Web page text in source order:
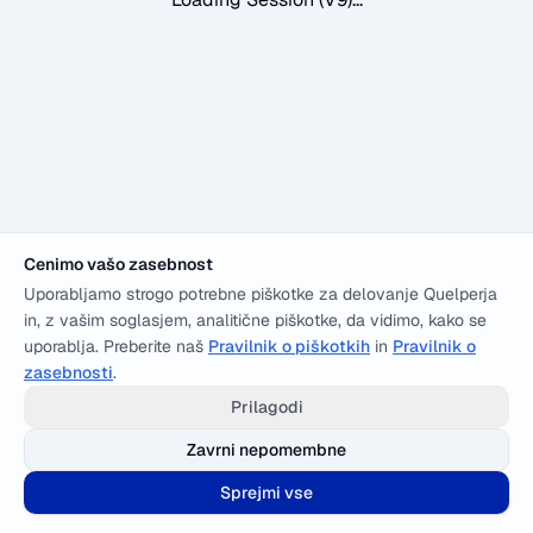
Cenimo vašo zasebnost
Uporabljamo strogo potrebne piškotke za delovanje Quelperja
in, z vašim soglasjem, analitične piškotke, da vidimo, kako se
uporablja. Preberite naš Pravilnik o piškotkih in Pravilnik o
zasebnosti.
Prilagodi
Zavrni nepomembne
Sprejmi vse